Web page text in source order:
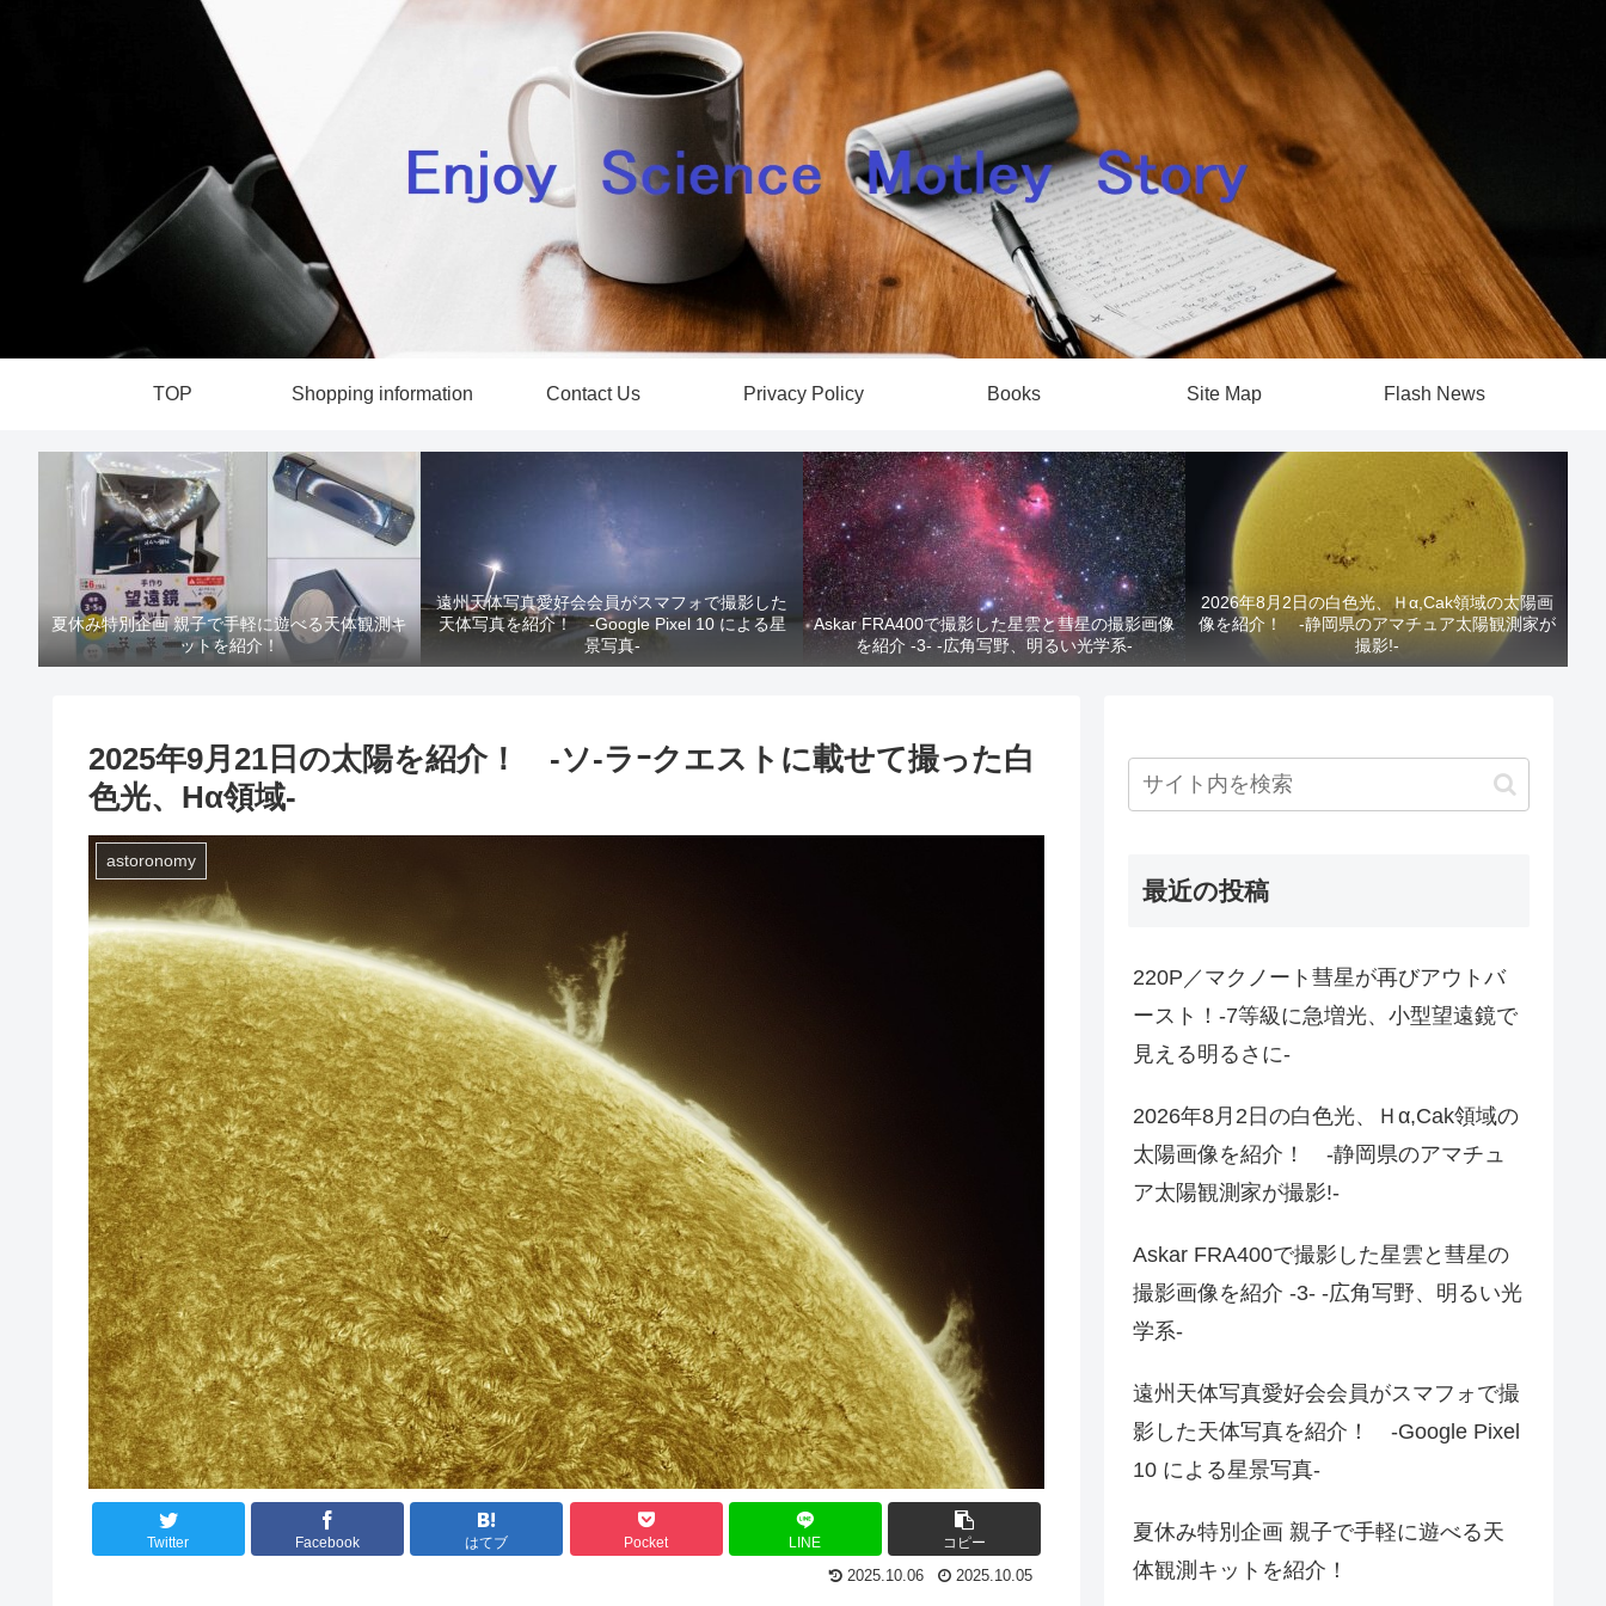
TOP Shopping information Contact Us Privacy Policy Books Site Map Flash News
夏休み特別企画 親子で手軽に遊べる天体観測キ
ットを紹介！
遠州天体写真愛好会会員がスマフォで撮影した
天体写真を紹介！ -Google Pixel 10 による星
景写真-
Askar FRA400で撮影した星雲と彗星の撮影画像
を紹介 -3- -広角写野、明るい光学系-
2026年8月2日の白色光、Ｈα,Cak領域の太陽画
像を紹介！ -静岡県のアマチュア太陽観測家が
撮影!-
2025年9月21日の太陽を紹介！ -ソ-ラｰクエストに載せて撮った白
色光、Hα領域-
astoronomy
Twitter Facebook はてブ Pocket LINE コピー
2025.10.06 2025.10.05
最近の投稿
220P／マクノート彗星が再びアウトバ
ースト！-7等級に急増光、小型望遠鏡で
見える明るさに-
2026年8月2日の白色光、Ｈα,Cak領域の
太陽画像を紹介！ -静岡県のアマチュ
ア太陽観測家が撮影!-
Askar FRA400で撮影した星雲と彗星の
撮影画像を紹介 -3- -広角写野、明るい光
学系-
遠州天体写真愛好会会員がスマフォで撮
影した天体写真を紹介！ -Google Pixel
10 による星景写真-
夏休み特別企画 親子で手軽に遊べる天
体観測キットを紹介！